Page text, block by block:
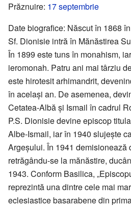
Prăznuire: 17 septembrie
Date biografice: Născut în 1868
Sf. Dionisie intră în Mănăstirea
În 1899 este tuns în monahism,
ieromonah. Patru ani mai târziu
este hirotesit arhimandrit,
în același an. De asemenea,
Cetatea-Albă și Ismail în cadrul
P.S. Dionisie devine episcop
Albe-Ismail, iar în 1940 slujește
Argeșului. În 1941 demisionează
retrăgându-se la mănăstire,
1943. Conform Basilica,
reprezintă una dintre cele mai
eclesiastice basarabene din